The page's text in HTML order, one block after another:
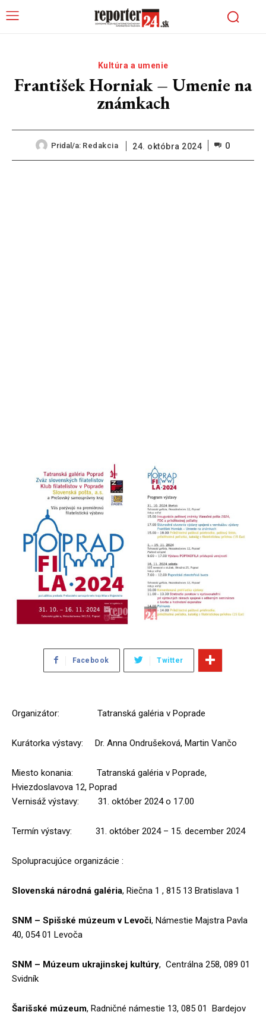
Kultúra a umenie
František Horniak – Umenie na
známkach
Pridal/a: Redakcia 24. októbra 2024 0
Facebook Twitter
Organizátor: Tatranská galéria v Poprade
Kurátorka výstavy: Dr. Anna Ondrušeková, Martin Vančo
Miesto konania: Tatranská galéria v Poprade,
Hviezdoslavova 12, Poprad
Vernisáž výstavy: 31. október 2024 o 17.00
Termín výstavy: 31. október 2024 – 15. december 2024
Spolupracujúce organizácie :
Slovenská národná galéria, Riečna 1 , 815 13 Bratislava 1
SNM – Spišské múzeum v Levoči, Námestie Majstra Pavla
40, 054 01 Levoča
SNM – Múzeum ukrajinskej kultúry, Centrálna 258, 089 01
Svidník
Šarišské múzeum, Radničné námestie 13, 085 01 Bardejov